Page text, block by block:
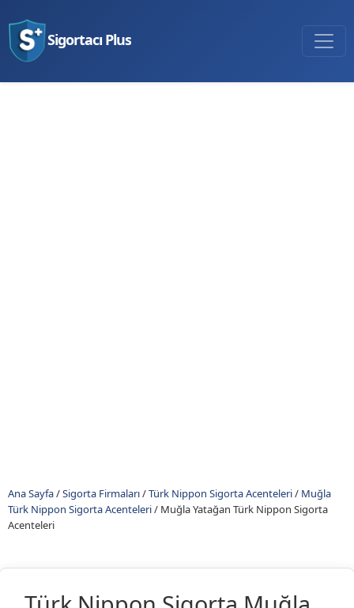
Sigortacı Plus
Ana Sayfa/Sigorta Firmaları/Türk Nippon Sigorta Acenteleri/ Muğla
Türk Nippon Sigorta Acenteleri/ Muğla Yatağan Türk Nippon Sigorta
Acenteleri